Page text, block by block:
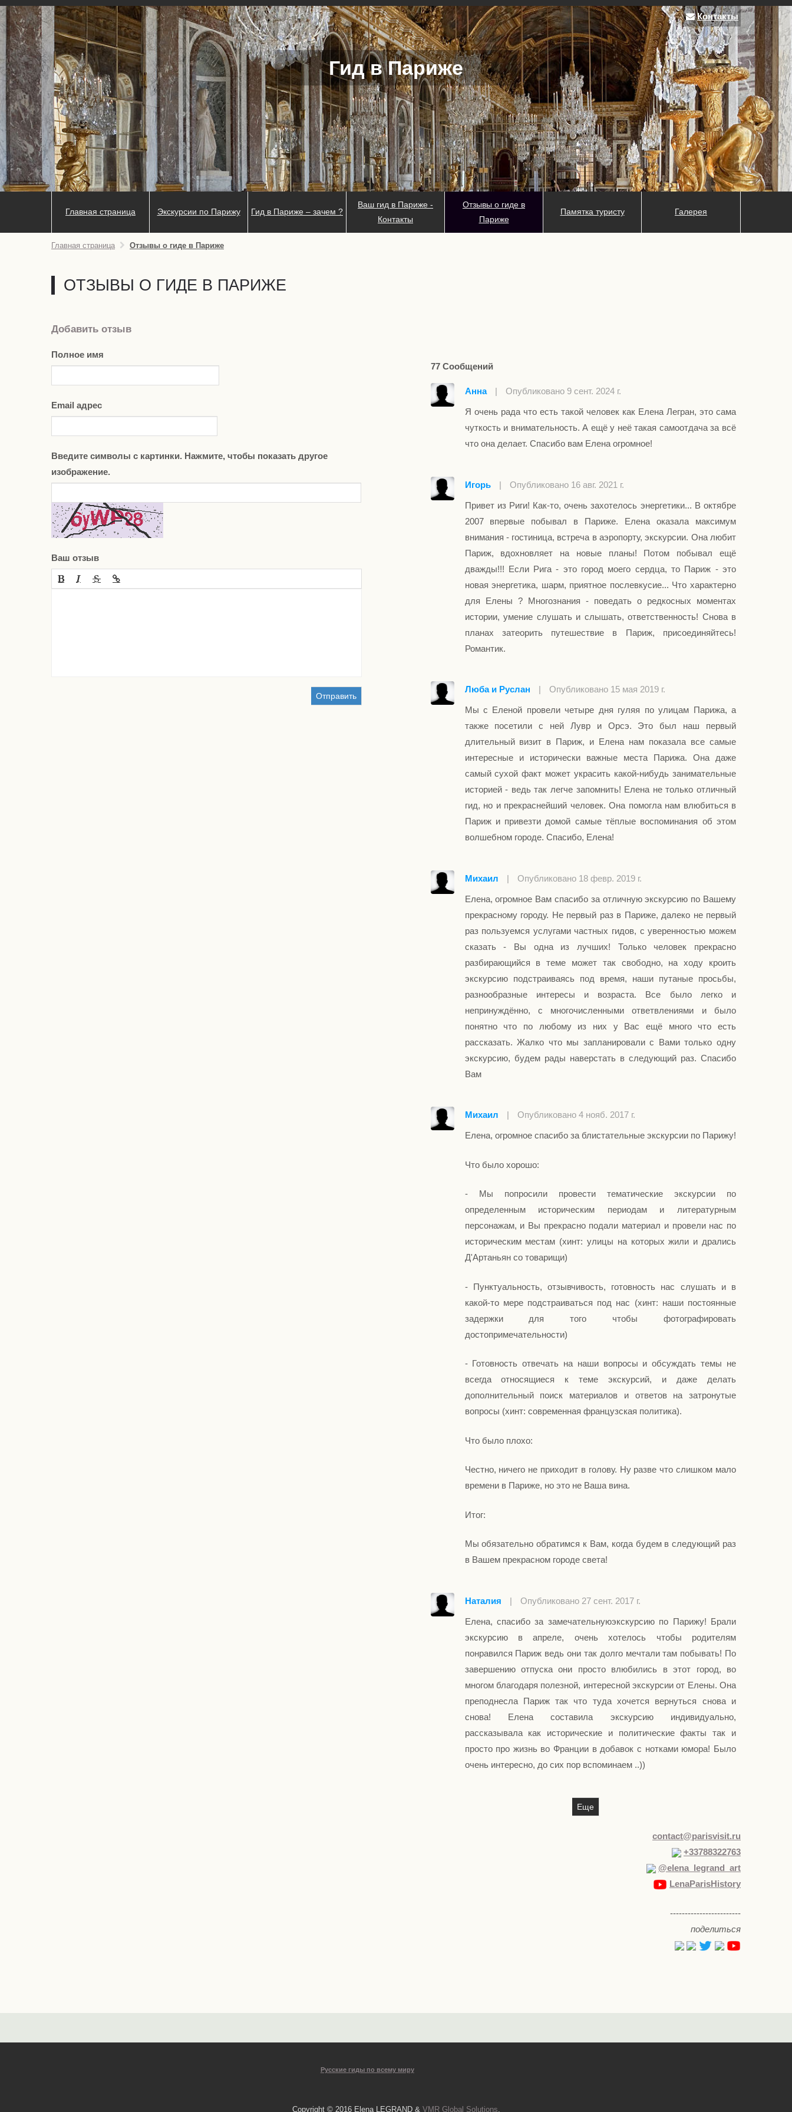
Гид в Париже
Контакты
Главная страница Экскурсии по Парижу Гид в Париже – зачем ?
Ваш гид в Париже -
Контакты
Отзывы о гиде в
Париже
Памятка туристу Галерея
Главная страница Отзывы о гиде в Париже
ОТЗЫВЫ О ГИДЕ В ПАРИЖЕ
Добавить отзыв
Полное имя
Email адрес
Введите символы с картинки. Нажмите, чтобы показать другое
изображение.
Ваш отзыв
Отправить
77 Сообщений
Анна | Опубликовано 9 сент. 2024 г.
Я очень рада что есть такой человек как Елена Легран, это сама
чуткость и внимательность. А ещё у неё такая самоотдача за всё
что она делает. Спасибо вам Елена огромное!
Игорь | Опубликовано 16 авг. 2021 г.
Привет из Риги! Как-то, очень захотелось энергетики... В октябре
2007 впервые побывал в Париже. Елена оказала максимум
внимания - гостиница, встреча в аэропорту, экскурсии. Она любит
Париж, вдохновляет на новые планы! Потом побывал ещё
дважды!!! Если Рига - это город моего сердца, то Париж - это
новая энергетика, шарм, приятное послевкусие... Что характерно
для Елены ? Многознания - поведать о редкосных моментах
истории, умение слушать и слышать, ответственность! Снова в
планах затеорить путешествие в Париж, присоединяйтесь!
Романтик.
Люба и Руслан | Опубликовано 15 мая 2019 г.
Мы с Еленой провели четыре дня гуляя по улицам Парижа, а
также посетили с ней Лувр и Орсэ. Это был наш первый
длительный визит в Париж, и Елена нам показала все самые
интересные и исторически важные места Парижа. Она даже
самый сухой факт может украсить какой-нибудь занимательные
историей - ведь так легче запомнить! Елена не только отличный
гид, но и прекраснейший человек. Она помогла нам влюбиться в
Париж и привезти домой самые тёплые воспоминания об этом
волшебном городе. Спасибо, Елена!
Михаил | Опубликовано 18 февр. 2019 г.
Елена, огромное Вам спасибо за отличную экскурсию по Вашему
прекрасному городу. Не первый раз в Париже, далеко не первый
раз пользуемся услугами частных гидов, с уверенностью можем
сказать - Вы одна из лучших! Только человек прекрасно
разбирающийся в теме может так свободно, на ходу кроить
экскурсию подстраиваясь под время, наши путаные просьбы,
разнообразные интересы и возраста. Все было легко и
непринуждённо, с многочисленными ответвлениями и было
понятно что по любому из них у Вас ещё много что есть
рассказать. Жалко что мы запланировали с Вами только одну
экскурсию, будем рады наверстать в следующий раз. Спасибо
Вам
Михаил | Опубликовано 4 нояб. 2017 г.
Елена, огромное спасибо за блистательные экскурсии по Парижу!
Что было хорошо:
- Мы попросили провести тематические экскурсии по
определенным историческим периодам и литературным
персонажам, и Вы прекрасно подали материал и провели нас по
историческим местам (хинт: улицы на которых жили и дрались
Д'Артаньян со товарищи)
- Пунктуальность, отзывчивость, готовность нас слушать и в
какой-то мере подстраиваться под нас (хинт: наши постоянные
задержки для того чтобы фотографировать
достопримечательности)
- Готовность отвечать на наши вопросы и обсуждать темы не
всегда относящиеся к теме экскурсий, и даже делать
дополнительный поиск материалов и ответов на затронутые
вопросы (хинт: современная французская политика).
Что было плохо:
Честно, ничего не приходит в голову. Ну разве что слишком мало
времени в Париже, но это не Ваша вина.
Итог:
Мы обязательно обратимся к Вам, когда будем в следующий раз
в Вашем прекрасном городе света!
Наталия | Опубликовано 27 сент. 2017 г.
Елена, спасибо за замечательнуюэкскурсию по Парижу! Брали
экскурсию в апреле, очень хотелось чтобы родителям
понравился Париж ведь они так долго мечтали там побывать! По
завершению отпуска они просто влюбились в этот город, во
многом благодаря полезной, интересной экскурсии от Елены. Она
преподнесла Париж так что туда хочется вернуться снова и
снова! Елена составила экскурсию индивидуально,
рассказывала как исторические и политические факты так и
просто про жизнь во Франции в добавок с нотками юмора! Было
очень интересно, до сих пор вспоминаем ..))
Еще
contact@parisvisit.ru
+33788322763
@elena_legrand_art
LenaParisHistory
------------------------
поделиться
Русские гиды по всему миру
Copyright © 2016 Elena LEGRAND & VMR Global Solutions.